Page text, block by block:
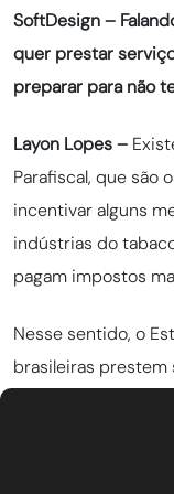
SoftDesign –
quer prestar
preparar para não
Layon Lopes –
Parafiscal, que são
incentivar alguns
indústrias do
pagam impostos
Nesse sentido, o
brasileiras prestem
nacional. Então os
O que é